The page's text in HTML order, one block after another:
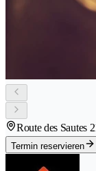
Route des Sautes 2
Termin reservieren